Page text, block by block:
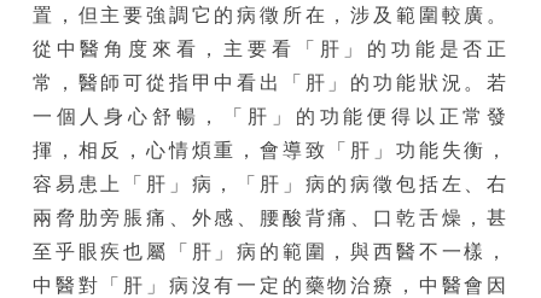
置，但主要強調它的病徵所在，涉及範圍較廣。
從中醫角度來看，主要看「肝」的功能是否正
常，醫師可從指甲中看出「肝」的功能狀況。若
一個人身心舒暢，「肝」的功能便得以正常發
揮，相反，心情煩重，會導致「肝」功能失衡，
容易患上「肝」病，「肝」病的病徵包括左、右
兩脅肋旁脹痛、外感、腰酸背痛、口乾舌燥，甚
至乎眼疾也屬「肝」病的範圍，與西醫不一樣，
中醫對「肝」病沒有一定的藥物治療，中醫會因